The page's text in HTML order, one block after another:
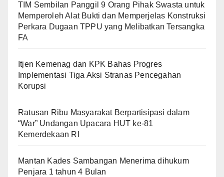
TIM Sembilan Panggil 9 Orang Pihak Swasta untuk
Memperoleh Alat Bukti dan Memperjelas Konstruksi
Perkara Dugaan TPPU yang Melibatkan Tersangka
FA
Itjen Kemenag dan KPK Bahas Progres
Implementasi Tiga Aksi Stranas Pencegahan
Korupsi
Ratusan Ribu Masyarakat Berpartisipasi dalam
“War” Undangan Upacara HUT ke-81
Kemerdekaan RI
Mantan Kades Sambangan Menerima dihukum
Penjara 1 tahun 4 Bulan